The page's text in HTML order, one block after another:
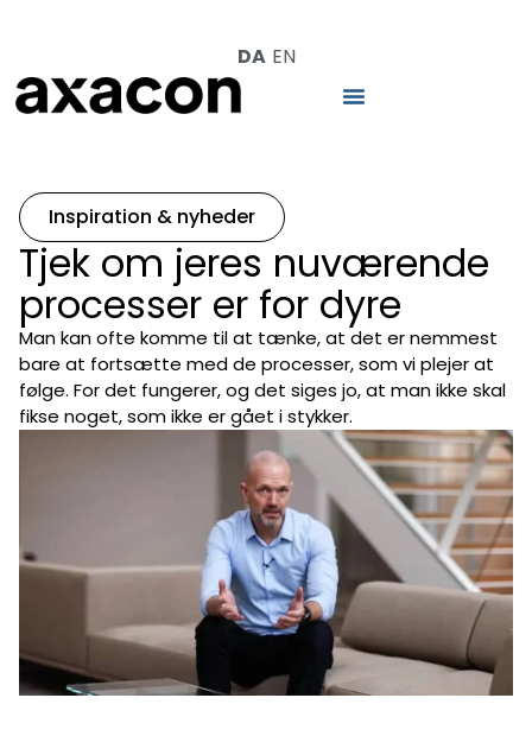
DA EN
Inspiration & nyheder
Tjek om jeres nuværende
processer er for dyre
Man kan ofte komme til at tænke, at det er nemmest
bare at fortsætte med de processer, som vi plejer at
følge. For det fungerer, og det siges jo, at man ikke skal
fikse noget, som ikke er gået i stykker.